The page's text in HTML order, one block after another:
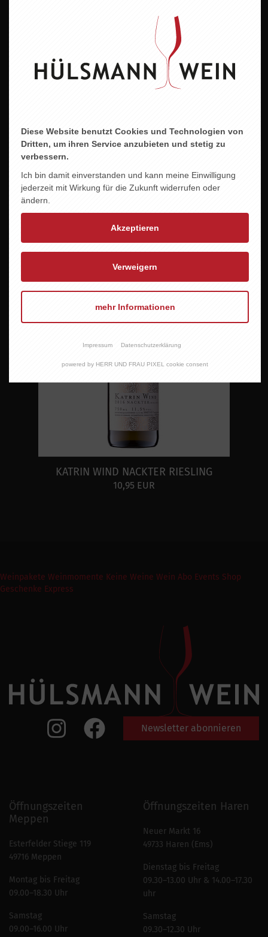
Allergene
ZU DIESEM PRODUKT PASST ...
KATRIN WIND NACKTER RIESLING
10,95 EUR
Weinpakete Weinmomente Keine Weine Wein Abo Events Shop
Geschenke Express
Newsletter abonnieren
Öffnungszeiten
Meppen
Esterfelder Stiege 119
49716 Meppen
Montag bis Freitag
09.00–18.30 Uhr
Samstag
09.00–16.00 Uhr
Öffnungszeiten Haren
Neuer Markt 16
49733 Haren (Ems)
Dienstag bis Freitag
09.30–13.00 Uhr & 14.00–17.30
uhr
Samstag
09.30–12.30 Uhr
Diese Website benutzt Cookies und Technologien von
Dritten, um ihren Service anzubieten und stetig zu
verbessern.
Ich bin damit einverstanden und kann meine Einwilligung
jederzeit mit Wirkung für die Zukunft widerrufen oder
ändern.
Akzeptieren
Verweigern
mehr Informationen
Impressum Datenschutzerklärung
powered by HERR UND FRAU PIXEL cookie consent